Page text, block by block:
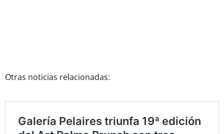
Otras noticias relacionadas: